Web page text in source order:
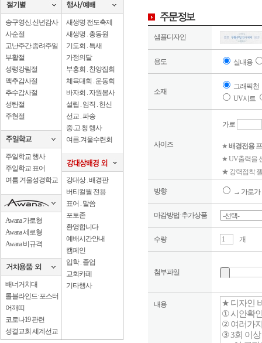
송구영신.신년감사
사순절
고난주간.종려주일
부활절
성령강림절
맥추감사절
추수감사절
성탄절
주현절
주일학교 행사
주일학교 표어
여름.겨울성경학교
Awana 가로형
Awana 세로형
Awana 비규격
배너거치대
롤블라인드·포스터
어깨띠
코로나19 관련
성결교회 세계선교
새생명 전도축제
새생명 . 총동원
기도회 . 특새
가정의달
부흥회 . 찬양집회
체육대회 . 운동회
바자회 . 자원봉사
설립 . 임직 . 헌신
선교 . 파송
중.고.청 행사
여름.겨울수련회
강대상 . 배경판
버티컬월 전용
표어 . 말씀
포토존
환영합니다
예배시간안내
캠페인
입학 . 졸업
교회카페
기타행사
샘플디자인
용도 실내용
소재
그래픽천
UV시트
사이즈
가로
★배경전용
★ UV출력을
★ 강력접착
방향 → 가로가
마감방법·추가상품
수량 개
첨부파일
내용